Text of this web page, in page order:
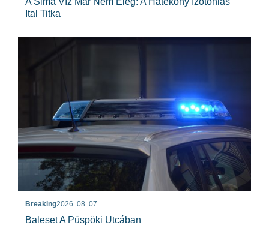
Ital Titka
Breaking2026. 08. 07.
Baleset A Püspöki Utcában